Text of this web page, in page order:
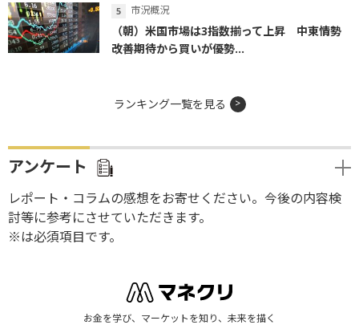
市況概況
（朝）米国市場は3指数揃って上昇 中東情勢
改善期待から買いが優勢...
ランキング一覧を見る
アンケート
レポート・コラムの感想をお寄せください。今後の内容検
討等に参考にさせていただきます。
※は必須項目です。
お金を学び、マーケットを知り、未来を描く